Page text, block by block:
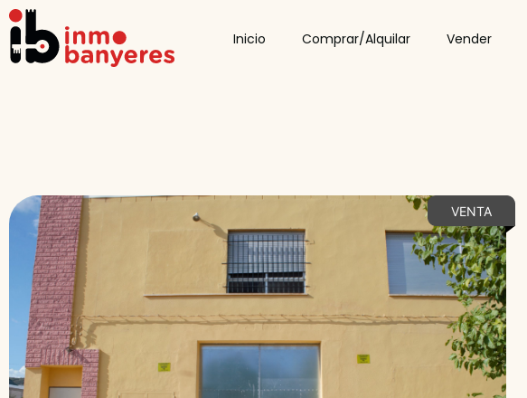
Inicio Comprar/Alquilar Vender
VENTA